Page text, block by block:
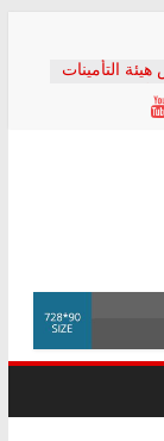
التأمينات
لا ينهي
بكشف
الصحي إلى
“الحق
الانتهاكات
أعمال
يعلن
ويؤكد:
العادلة